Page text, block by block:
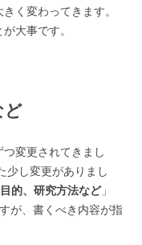
く変わってきます。
大事です。
ど
変更されてきまし
少し変更がありまし
的、研究方法など」
が、書くべき内容が指